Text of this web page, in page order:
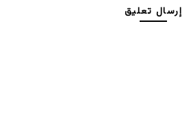
إرسال تعليق